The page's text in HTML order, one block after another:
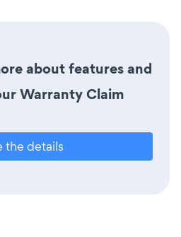
about features and
Warranty Claim
the details